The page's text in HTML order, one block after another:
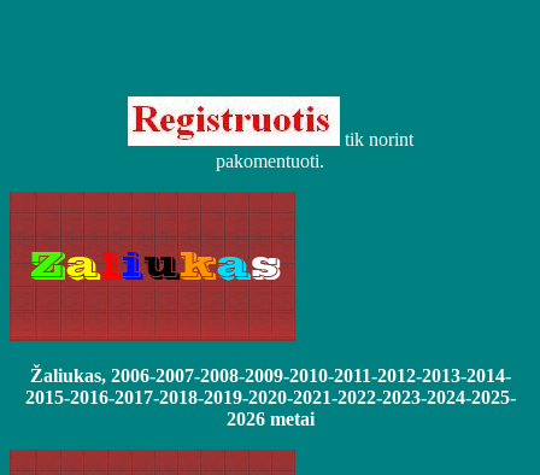
tik norint
pakomentuoti.
Žaliukas, 2006-2007-2008-2009-2010-2011-2012-2013-2014-
2015-2016-2017-2018-2019-2020-2021-2022-2023-2024-2025-
2026 metai